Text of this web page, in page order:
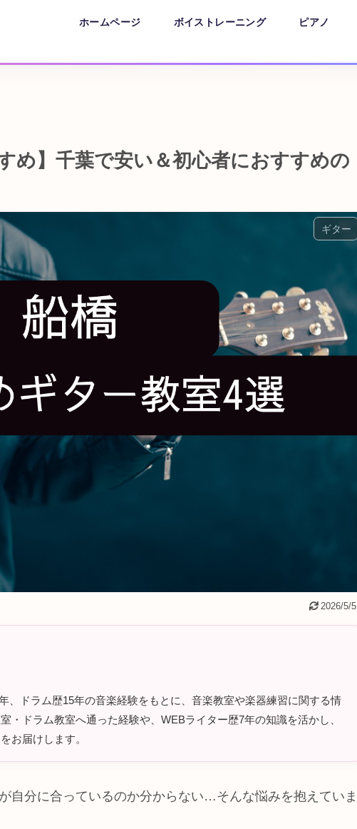
ホームページ ボイストレーニング ピアノ
め】千葉で安い＆初心者におすすめの
ギター
2026/5/5
、ドラム歴15年の音楽経験をもとに、音楽教室や楽器練習に関する情
・ドラム教室へ通った経験や、WEBライター歴7年の知識を活かし、
お届けします。
自分に合っているのか分からない…そんな悩みを抱えていま